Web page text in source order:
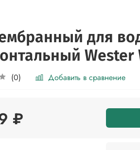
для
Wester
(0) Добавить в сравнение
₽